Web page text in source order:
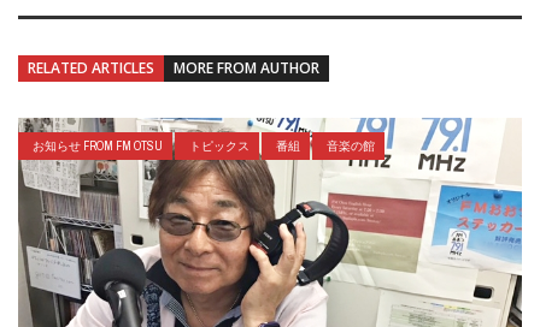
RELATED ARTICLES MORE FROM AUTHOR
お知らせ FROM FM OTSU トピックス 番組 音楽の館